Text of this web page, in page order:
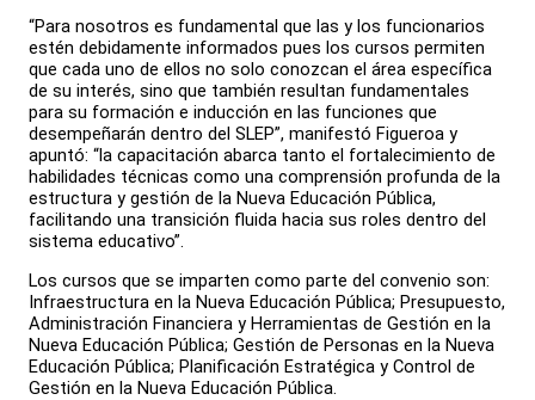
“Para nosotros es fundamental que las y los funcionarios
estén debidamente informados pues los cursos permiten
que cada uno de ellos no solo conozcan el área específica
de su interés, sino que también resultan fundamentales
para su formación e inducción en las funciones que
desempeñarán dentro del SLEP”, manifestó Figueroa y
apuntó: “la capacitación abarca tanto el fortalecimiento de
habilidades técnicas como una comprensión profunda de la
estructura y gestión de la Nueva Educación Pública,
facilitando una transición fluida hacia sus roles dentro del
sistema educativo”.
Los cursos que se imparten como parte del convenio son:
Infraestructura en la Nueva Educación Pública; Presupuesto,
Administración Financiera y Herramientas de Gestión en la
Nueva Educación Pública; Gestión de Personas en la Nueva
Educación Pública; Planificación Estratégica y Control de
Gestión en la Nueva Educación Pública.